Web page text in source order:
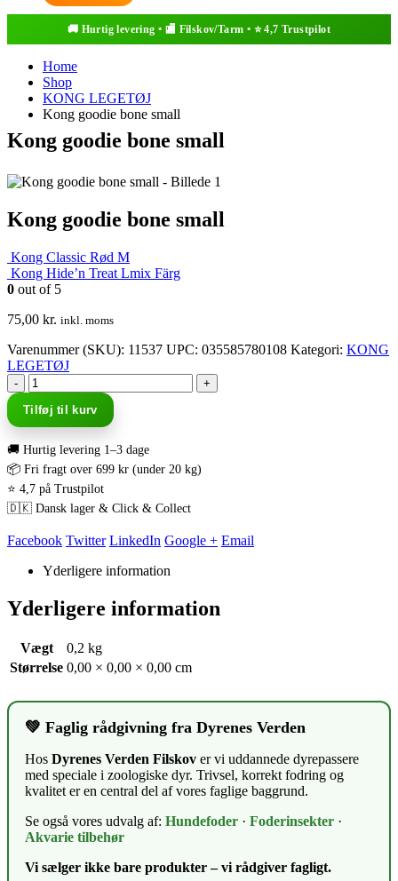
Home
Shop
KONG LEGETØJ
Kong goodie bone small
Kong goodie bone small
Kong goodie bone small
Kong Classic Rød M
Kong Hide’n Treat Lmix Färg
0 out of 5
75,00 kr. inkl. moms
Varenummer (SKU): 11537 UPC: 035585780108 Kategori: KONG
LEGETØJ
-
+
Tilføj til kurv
🚚 Hurtig levering 1–3 dage
📦 Fri fragt over 699 kr (under 20 kg)
⭐ 4,7 på Trustpilot
🇩🇰 Dansk lager & Click & Collect
Facebook Twitter LinkedIn Google + Email
Yderligere information
Yderligere information
Vægt
0,2 kg
Størrelse 0,00 × 0,00 × 0,00 cm
💚 Faglig rådgivning fra Dyrenes Verden
Hos Dyrenes Verden Filskov er vi uddannede dyrepassere
med speciale i zoologiske dyr. Trivsel, korrekt fodring og
kvalitet er en central del af vores faglige baggrund.
Se også vores udvalg af: Hundefoder · Foderinsekter ·
Akvarie tilbehør
Vi sælger ikke bare produkter – vi rådgiver fagligt.